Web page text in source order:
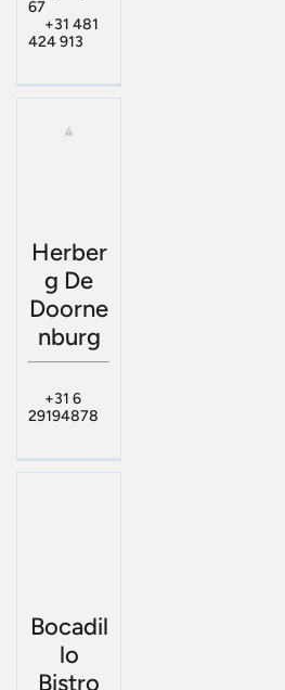
67
+31 481
424 913
Herber
g De
Doorne
nburg
+31 6
29194878
Bocadil
lo
Bistro